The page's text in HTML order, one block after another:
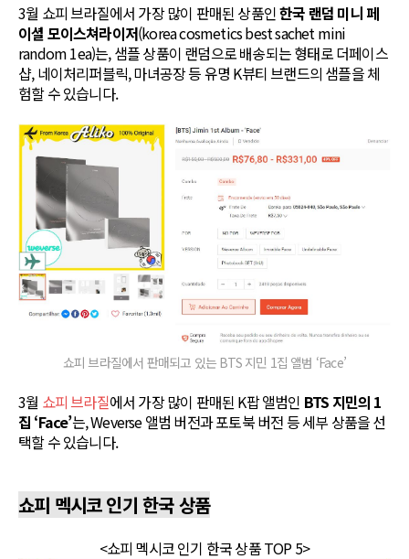
3월 쇼피 브라질에서 가장 많이 판매된 상품인한국 랜덤 미니 페
이셜 모이스쳐라이저(korea cosmetics best sachet mini
random 1ea)는, 샘플 상품이 랜덤으로 배송되는 형태로 더페이스
샵, 네이처리퍼블릭, 마녀공장 등 유명 K뷰티 브랜드의 샘플을 체
험할 수 있습니다.
쇼피 브라질에서 판매되고 있는 BTS 지민 1집 앨범 ‘Face’
3월 쇼피 브라질에서 가장 많이 판매된 K팝 앨범인 BTS 지민의 1
집 ‘Face’는, Weverse 앨범 버전과 포토북 버전 등 세부 상품을 선
택할 수 있습니다.
쇼피 멕시코 인기 한국 상품
<쇼피 멕시코 인기 한국 상품 TOP 5>​​